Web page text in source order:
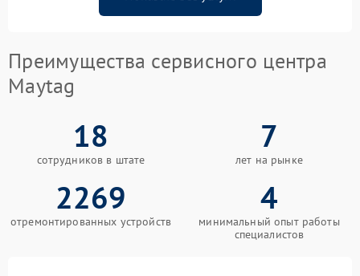
Преимущества сервисного центра
Maytag
18
сотрудников в штате
7
лет на рынке
2269
отремонтированных устройств
4
минимальный опыт работы
специалистов